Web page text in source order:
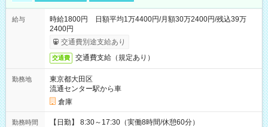
給与
時給1800円 日額平均1万4400円/月額30万2400円/残込39万
2400円
交通費別途支給あり
交通費 交通費支給（規定あり）
勤務地
東京都大田区
流通センター駅から車
倉庫
勤務時間 【日勤】 8:30～17:30（実働8時間/休憩60分）